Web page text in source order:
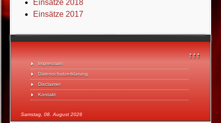
↑↑↑
Impressum
Datenschutzerklärung
Disclaimer
Kontakt
Samstag, 08. August 2026
Einsätze 2018
Einsätze 2017